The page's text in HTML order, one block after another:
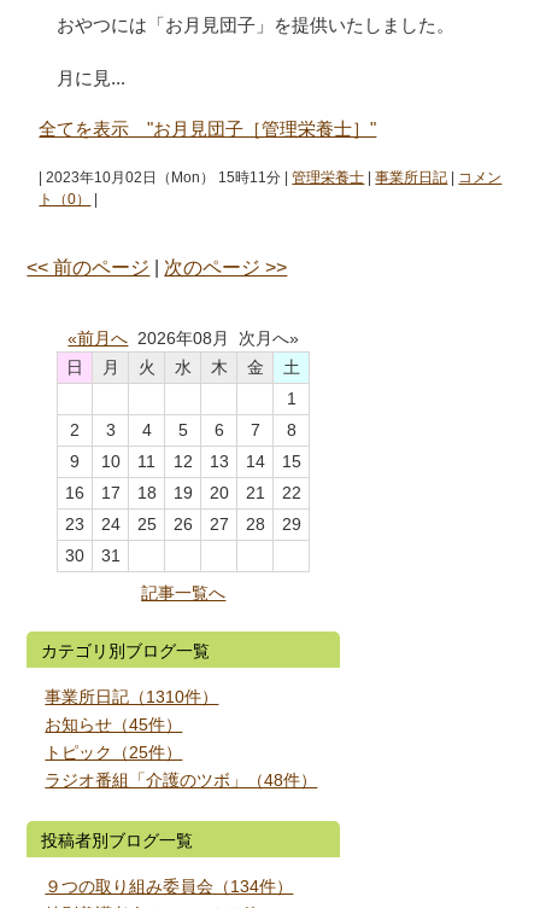
おやつには「お月見団子」を提供いたしました。
月に見...
全てを表示 "お月見団子［管理栄養士］"
| 2023年10月02日（Mon） 15時11分 |管理栄養士 |事業所日記
コメン
ト（0）
<< 前のページ 次のページ >>
«前月へ 2026年08月 次月へ»
日
月 火 水 木 金
土
1
2
3 4 5 6 7
8
9
10 11 12 13 14
15
16
17 18 19 20 21
22
23
24 25 26 27 28
29
30
31
記事一覧へ
カテゴリ別ブログ一覧
事業所日記（1310件）
お知らせ（45件）
トピック（25件）
ラジオ番組「介護のツボ」（48件）
投稿者別ブログ一覧
９つの取り組み委員会（134件）